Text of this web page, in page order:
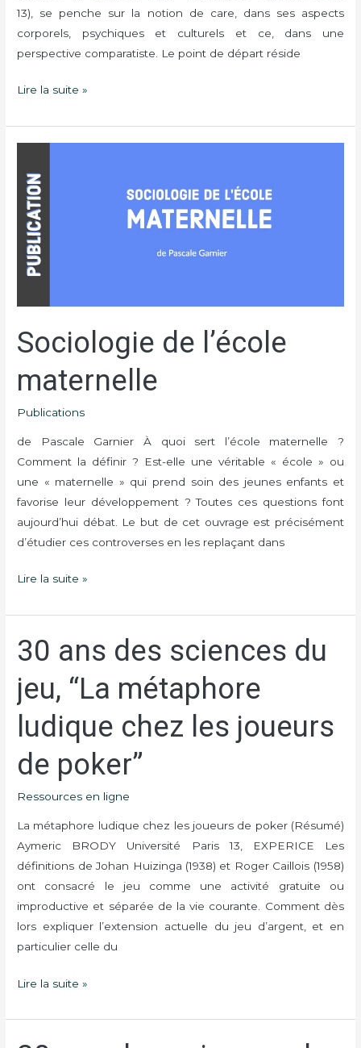
13), se penche sur la notion de care, dans ses aspects
corporels, psychiques et culturels et ce, dans une
perspective comparatiste. Le point de départ réside
Lire la suite »
Sociologie de l’école
maternelle
Publications
de Pascale Garnier À quoi sert l’école maternelle ?
Comment la définir ? Est-elle une véritable « école » ou
une « maternelle » qui prend soin des jeunes enfants et
favorise leur développement ? Toutes ces questions font
aujourd’hui débat. Le but de cet ouvrage est précisément
d’étudier ces controverses en les replaçant dans
de
l’école
maternelle
Lire la suite »
30 ans des sciences du
jeu, “La métaphore
ludique chez les joueurs
de poker”
Ressources en ligne
La métaphore ludique chez les joueurs de poker (Résumé)
Aymeric BRODY Université Paris 13, EXPERICE Les
définitions de Johan Huizinga (1938) et Roger Caillois (1958)
ont consacré le jeu comme une activité gratuite ou
improductive et séparée de la vie courante. Comment dès
lors expliquer l’extension actuelle du jeu d’argent, et en
particulier celle du
30
ans
des
sciences
du
“La
métaphore
ludique
chez
les
joueurs
de
poker”
Lire la suite »
30